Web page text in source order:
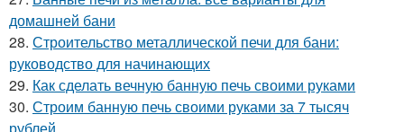
домашней бани
28. Строительство металлической печи для бани:
руководство для начинающих
29. Как сделать вечную банную печь своими руками
30. Строим банную печь своими руками за 7 тысяч
рублей